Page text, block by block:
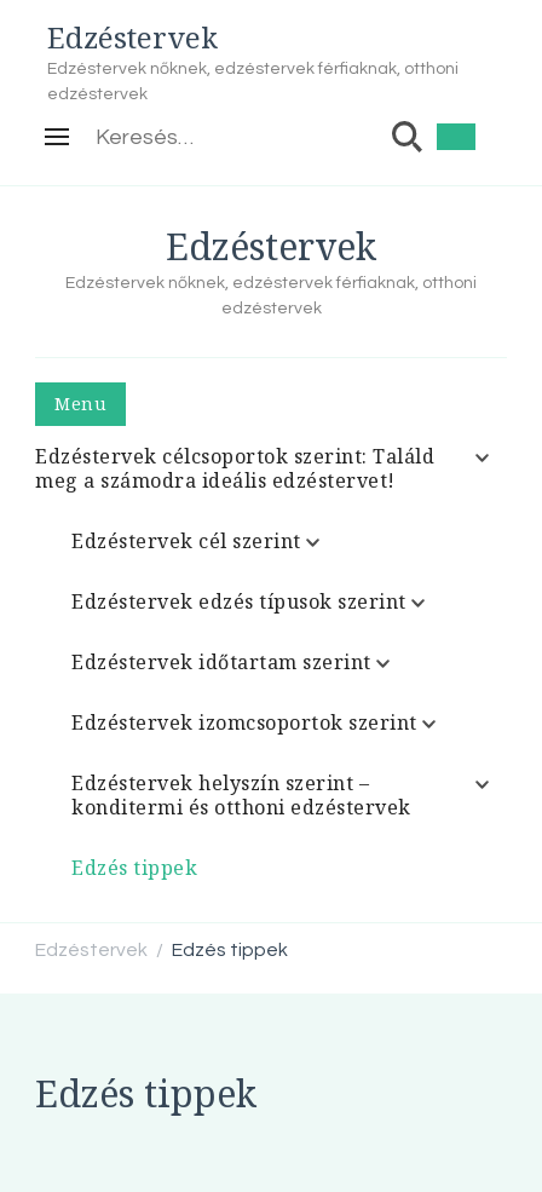
Edzéstervek
Edzéstervek nőknek, edzéstervek férfiaknak, otthoni
edzéstervek
Keresés:
Edzéstervek
Edzéstervek nőknek, edzéstervek férfiaknak, otthoni
edzéstervek
Menu
Edzéstervek célcsoportok szerint: Találd
meg a számodra ideális edzéstervet!
Edzéstervek cél szerint
Edzéstervek edzés típusok szerint
Edzéstervek időtartam szerint
Edzéstervek izomcsoportok szerint
Edzéstervek helyszín szerint –
konditermi és otthoni edzéstervek
Edzés tippek
Edzéstervek / Edzés tippek
Edzés tippek